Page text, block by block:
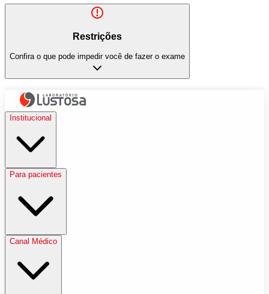
Restrições
Confira o que pode impedir você de fazer o exame
Institucional
Para pacientes
Canal Médico